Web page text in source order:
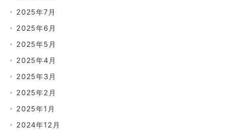
2025年7月
2025年6月
2025年5月
2025年4月
2025年3月
2025年2月
2025年1月
2024年12月